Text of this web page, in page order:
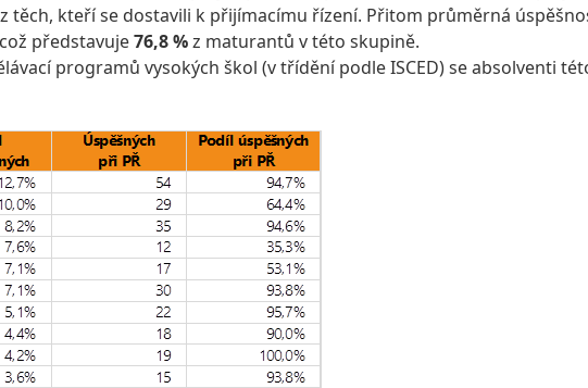
těch, kteří se dostavili k přijímacímu řízení. Přitom průměrná
představuje76,8 %z maturantů v této skupině.
programů vysokých škol (v třídění podle ISCED) se absolventi